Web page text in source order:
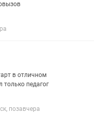
в отличном
только педагог
позавчера